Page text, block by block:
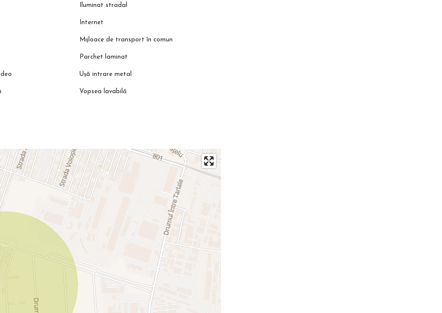
Iluminat stradal
Internet
Mijloace de transport în comun
Parchet laminat
Ușă intrare metal
Vopsea lavabilă